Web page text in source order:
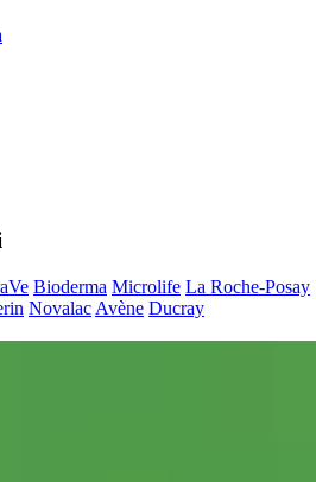
Bioderma Microlife La Roche-Posay
Novalac Avène Ducray